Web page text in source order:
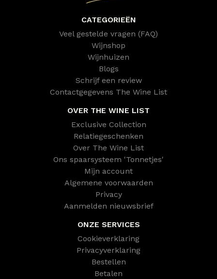
CATEGORIEËN
Veel gestelde vragen (FAQ)
Wijnshop
Wijnhuizen
Blogs
Schrijf een review
Contactgegevens The Wine List
OVER THE WINE LIST
Exclusive Collection
Relatiegeschenken
Over The Wine List
Ons spaarsysteem 'Tonnetjes'
Mijn account
Algemene voorwaarden
Privacy
Aanmelden nieuwsbrief
ONZE SERVICES
Cookieverklaring
Privacyverklaring
Bestellen
Betalen